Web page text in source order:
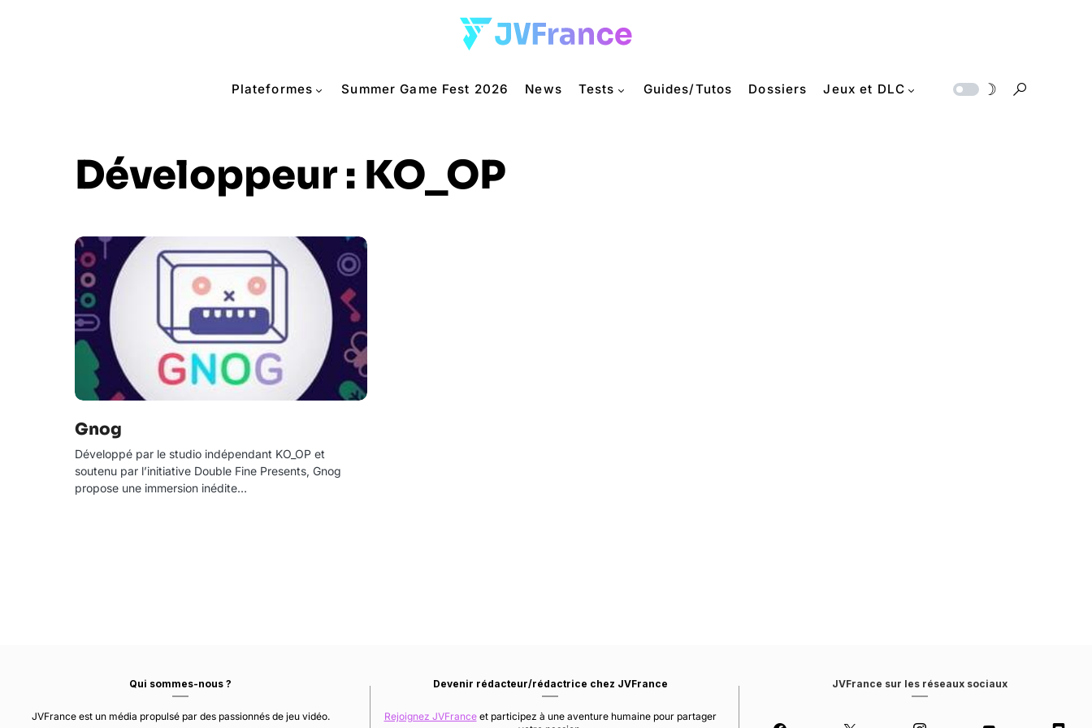
Plateformes Summer Game Fest 2026 News Tests Guides/Tutos Dossiers Jeux et DLC
Développeur : KO_OP
Gnog
Développé par le studio indépendant KO_OP et
soutenu par l’initiative Double Fine Presents, Gnog
propose une immersion inédite…
Qui sommes-nous ?
JVFrance est un média propulsé par des passionnés de jeu vidéo.
Devenir rédacteur/rédactrice chez JVFrance
Rejoignez JVFranceet participez à une aventure humaine pour partager
JVFrance sur les réseaux sociaux